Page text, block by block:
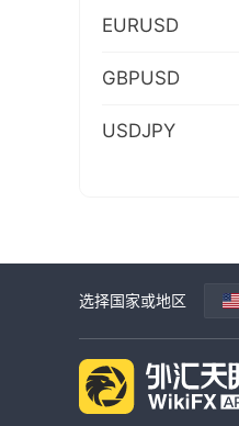
EURUSD
GBPUSD
USDJPY
选择国家或地区